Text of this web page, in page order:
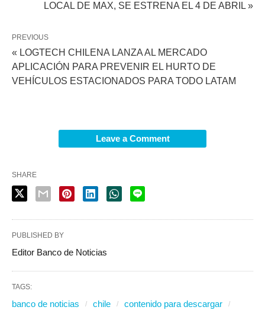
LOCAL DE MAX, SE ESTRENA EL 4 DE ABRIL »
PREVIOUS
« LOGTECH CHILENA LANZA AL MERCADO
APLICACIÓN PARA PREVENIR EL HURTO DE
VEHÍCULOS ESTACIONADOS PARA TODO LATAM
Leave a Comment
SHARE
PUBLISHED BY
Editor Banco de Noticias
TAGS:
banco de noticias chile
contenido para descargar